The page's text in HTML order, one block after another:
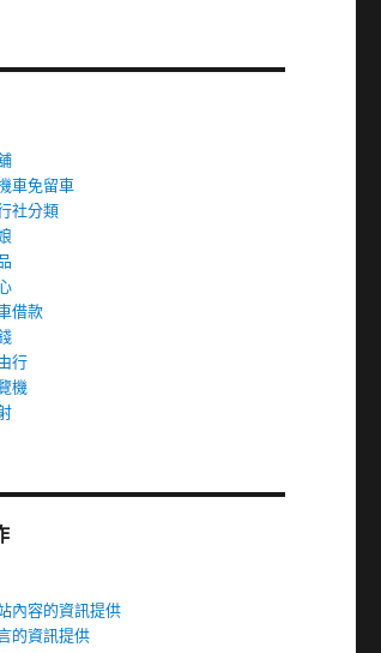
車免留車
社分類
借款
行
機
內容的資訊提供
的資訊提供